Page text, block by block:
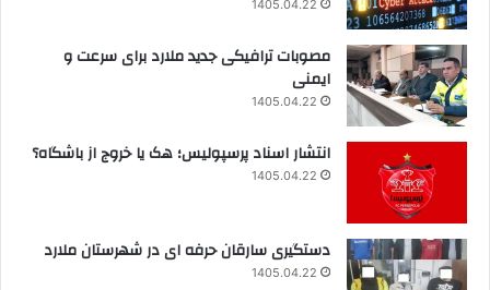
1405.04.22
مصوبات ترافیکی جدید ملارد برای سرعت و
ایمنی
1405.04.22
انتشار اسناد پرسپولیس؛ هک یا خروج از باشگاه؟
1405.04.22
دستگیری سارقان حرفه ای در شهرستان ملارد
1405.04.22